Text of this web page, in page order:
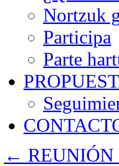
Nortzuk
Participa
Parte
←